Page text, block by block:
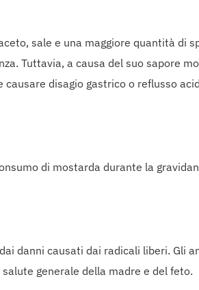
sale e una maggiore quantità di
Tuttavia, a causa del suo sapore
disagio gastrico o reflusso
di mostarda durante la
danni causati dai radicali liberi. Gli
generale della madre e del feto.